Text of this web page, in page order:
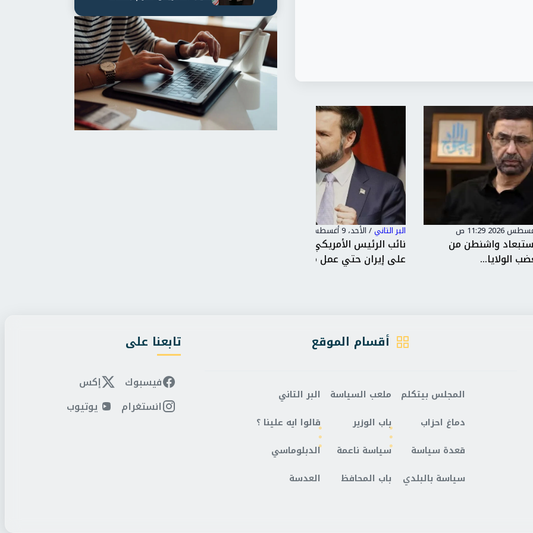
البر التاني /الأحد، 9 أغسطس 2026 1:09 ص
نائب الرئيس الأمريكي: سنواصل الضغط
على إيران حتي عمل مسار آمن...
مستشفى أور...
أقسام الموقع
المجلس بيتكلم
دماغ احزاب
قعدة سياسة
سياسة بالبلدي
ملعب السياسة
باب الوزير
سياسة ناعمة
باب المحافظ
البر التاني
قالوا ايه علينا ؟
الدبلوماسي
العدسة
تابعنا على
فيسبوك
إكس
انستغرام
يوتيوب